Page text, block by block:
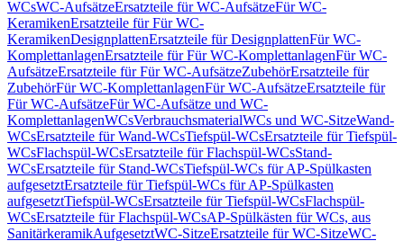
WCsWC-AufsätzeErsatzteile für WC-AufsätzeFür WC-
KeramikenErsatzteile für Für WC-
KeramikenDesignplattenErsatzteile für DesignplattenFür WC-
KomplettanlagenErsatzteile für Für WC-KomplettanlagenFür WC-
AufsätzeErsatzteile für Für WC-AufsätzeZubehörErsatzteile für
ZubehörFür WC-KomplettanlagenFür WC-AufsätzeErsatzteile für
Für WC-AufsätzeFür WC-Aufsätze und WC-
KomplettanlagenWCsVerbrauchsmaterialWCs und WC-SitzeWand-
WCsErsatzteile für Wand-WCsTiefspül-WCsErsatzteile für Tiefspül-
WCsFlachspül-WCsErsatzteile für Flachspül-WCsStand-
WCsErsatzteile für Stand-WCsTiefspül-WCs für AP-Spülkasten
aufgesetztErsatzteile für Tiefspül-WCs für AP-Spülkasten
aufgesetztTiefspül-WCsErsatzteile für Tiefspül-WCsFlachspül-
WCsErsatzteile für Flachspül-WCsAP-Spülkästen für WCs, aus
SanitärkeramikAufgesetztWC-SitzeErsatzteile für WC-SitzeWC-